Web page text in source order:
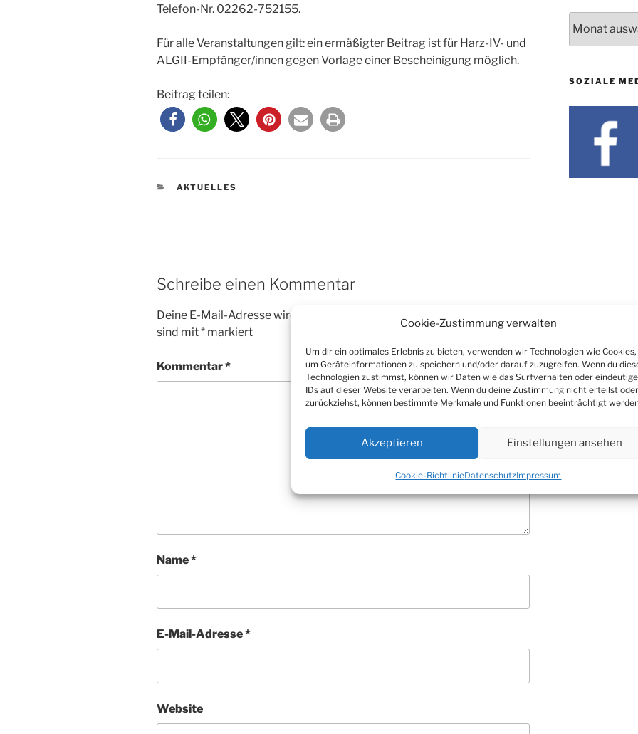
Cookie-Zustimmung verwalten
Um dir ein optimales Erlebnis zu bieten, verwenden wir Technologien wie Cookies,
um Geräteinformationen zu speichern und/oder darauf zuzugreifen. Wenn du
Technologien zustimmst, können wir Daten wie das Surfverhalten oder eindeutige
IDs auf dieser Website verarbeiten. Wenn du deine Zustimmung nicht erteilst oder
zurückziehst, können bestimmte Merkmale und Funktionen beeinträchtigt
Akzeptieren Einstellungen ansehen
Cookie-RichtlinieDatenschutzImpressum
Telefon-Nr. 02262-752155.
Für alle Veranstaltungen gilt: ein ermäßigter Beitrag ist für Harz-IV- und
ALGII-Empfänger/innen gegen Vorlage einer Bescheinigung möglich.
Beitrag teilen:
KATEGORIEN
AKTUELLES
Schreibe einen Kommentar
Deine E-Mail-Adresse wird nicht veröffentlicht.
sind mit* markiert
Kommentar*
Name*
E-Mail-Adresse*
Website
SOZIALE